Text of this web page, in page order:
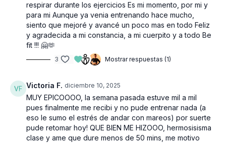
respirar durante los ejercicios Es mi momento, por mi y
para mi Aunque ya venia entrenando hace mucho,
siento que mejoré y avancé un poco mas en todo Feliz
y agradecida a mi constancia, a mi cuerpito y a todo Be
fit !!! 🤗🫶
3 Mostrar respuestas (1)
Victoria F. diciembre 10, 2025
MUY EPICOOOO, la semana pasada estuve mil a mil
pues finalmente me recibi y no pude entrenar nada (a
eso le sumo el estrés de andar con mareos) por suerte
pude retomar hoy! QUE BIEN ME HIZOOO, hermosisisma
clase y ame que dure menos de 50 mins, me motivo